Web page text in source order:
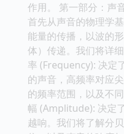
作用。 第一部分：声
首先从声音的物理学
能量的传播，以波的
体）传递。我们将详
率 (Frequency): 决定
的声音，高频率对应
的频率范围，以及不
幅 (Amplitude): 决定
越响。我们将了解分